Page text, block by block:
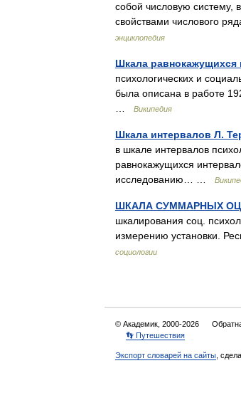
собой числовую систему,
свойствами числового
энциклопедия
Шкала равнокажущихся
психологических и
была описана в работе
Википедия
Шкала интервалов Л.
в шкале интервалов
равнокажущихся
исследованию… …
ШКАЛА СУММАРНЫХ
шкалирования соц.
измерению установки.
социологии
© Академик, 2000-2026
👣 Путешествия
Экспорт словарей на сайты ,